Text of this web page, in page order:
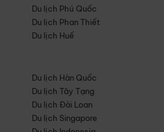
Du lịch Phú Quốc
Du lịch Phan Thiết
Du lịch Huế
Du lịch Hàn Quốc
Du lịch Tây Tạng
Du lịch Đài Loan
Du lịch Singapore